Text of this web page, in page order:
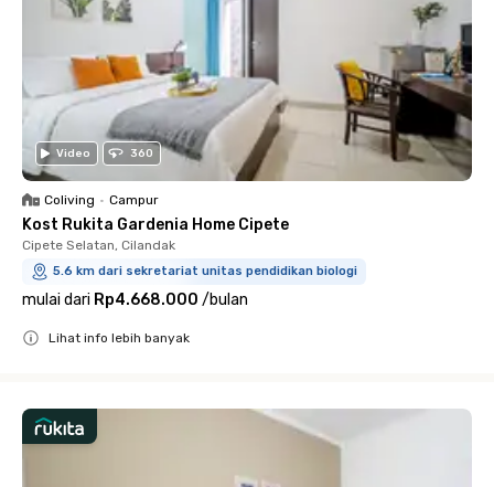
Video 360
Coliving • Campur
Kost Rukita Gardenia Home Cipete
Cipete Selatan, Cilandak
5.6 km dari sekretariat unitas pendidikan biologi
mulai dari Rp4.668.000 /bulan
Lihat info lebih banyak